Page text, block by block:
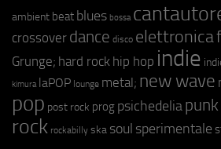
ambient beat blues bossa
crossover dance disco elettronica
Grunge; hard rock hip hop indie
kimura laPOP lounge metal; new wave
pop post rock prog psichedeliapunk
rock rockabilly ska soul sperimentale